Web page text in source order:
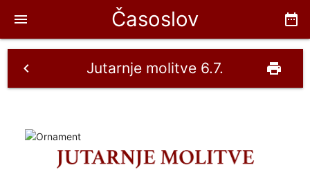
Časoslov date_range
menu
Jutarnje molitve 6.7.
chevron_left print